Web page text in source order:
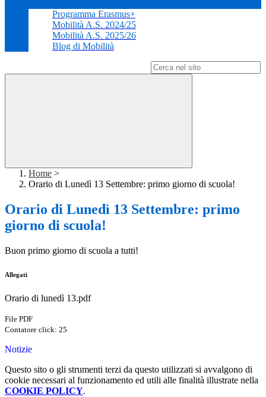
Programma Erasmus+
Mobilità A.S. 2024/25
Mobilità A.S. 2025/26
Blog di Mobilità
Home >
Orario di Lunedì 13 Settembre: primo giorno di scuola!
Orario di Lunedì 13 Settembre: primo
giorno di scuola!
Buon primo giorno di scuola a tutti!
Allegati
Orario di lunedì 13.pdf
File PDF
Contatore click: 25
Notizie
Questo sito o gli strumenti terzi da questo utilizzati si avvalgono di
cookie necessari al funzionamento ed utili alle finalità illustrate nella
COOKIE POLICY.